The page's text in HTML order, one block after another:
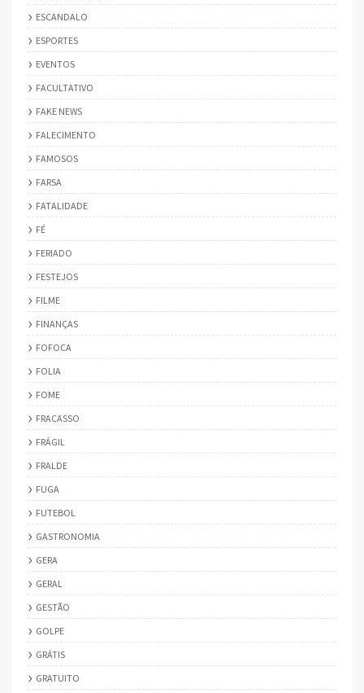
ESCANDALO
ESPORTES
EVENTOS
FACULTATIVO
FAKE NEWS
FALECIMENTO
FAMOSOS
FARSA
FATALIDADE
FÉ
FERIADO
FESTEJOS
FILME
FINANÇAS
FOFOCA
FOLIA
FOME
FRACASSO
FRÁGIL
FRALDE
FUGA
FUTEBOL
GASTRONOMIA
GERA
GERAL
GESTÃO
GOLPE
GRÁTIS
GRATUITO